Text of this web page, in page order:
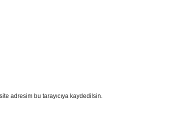
adresim bu tarayıcıya kaydedilsin.